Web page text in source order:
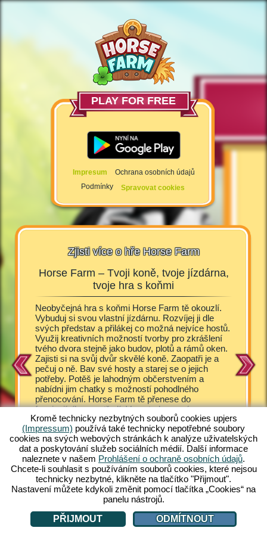
PLAY FOR FREE
Impresum
Ochrana osobních údajů
Podmínky
Spravovat cookies
Zjisti více o hře Horse Farm
Horse Farm – Tvoji koně, tvoje jízdárna,
tvoje hra s koňmi
Neobyčejná hra s koňmi Horse Farm tě okouzlí.
Vybuduj si svou vlastní jízdárnu. Rozvíjej ji dle
svých představ a přilákej co možná nejvíce hostů.
Využij kreativních možností tvorby pro zkrášlení
tvého dvora stejně jako budov, plotů a rámů oken.
Zajisti si na svůj dvůr skvělé koně. Zaopatři je a
pečuj o ně. Bav své hosty a starej se o jejich
potřeby. Potěš je lahodným občerstvením a
nabídni jim chatky s možností pohodlného
přenocování. Horse Farm tě přenese do
fascinujícího prostředí. V pestrobarevném
komiksovém vzhledu se ti v Horse Farm nabízí
množství neobyčejných herních zážitků. Zajisti s
na svůj ranč různá plemena koní. Jedinečná online
hra zdarma pro PC už na tebe čeká. Přidej se!
Quarter
hry.
Online
přidat.
Kromě technicky nezbytných souborů cookies upjers
(Impressum) používá také technicky nepotřebné soubory
cookies na svých webových stránkách k analýze uživatelských
dat a poskytování služeb sociálních médií. Další informace
naleznete v našem Prohlášení o ochraně osobních údajů.
Chcete-li souhlasit s používáním souborů cookies, které nejsou
technicky nezbytné, klikněte na tlačítko "Přijmout".
Nastavení můžete kdykoli změnit pomocí tlačítka „Cookies“ na
panelu nástrojů.
PŘIJMOUT
ODMÍTNOUT